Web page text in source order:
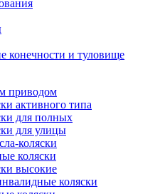
конечности и туловище
приводом
активного типа
для полных
для улицы
коляски
коляски
высокие
коляски